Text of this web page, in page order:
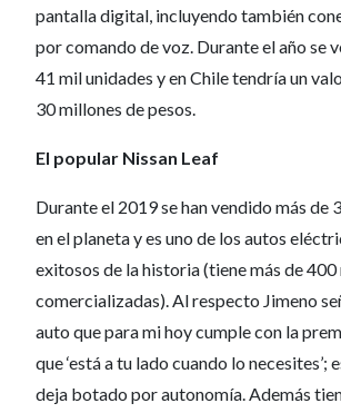
pantalla digital, incluyendo también
por comando de voz. Durante el año se
41 mil unidades y en Chile tendría un
30 millones de pesos.
El popular Nissan Leaf
Durante el 2019 se han vendido más de
en el planeta y es uno de los autos
exitosos de la historia (tiene más de 400
comercializadas). Al respecto Jimeno
auto que para mi hoy cumple con la
que ‘está a tu lado cuando lo necesites’;
deja botado por autonomía. Además